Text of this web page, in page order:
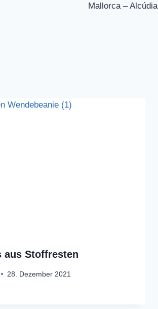
Mallorca – Alcúdia
aus Stoffresten
28. Dezember 2021